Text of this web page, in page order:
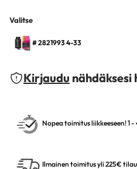
Valitse
# 2821993 4-33
Kirjaudu nähdäksesi
Nopea toimitus liikkeeseen! 1
Ilmainen toimitus yli 225€